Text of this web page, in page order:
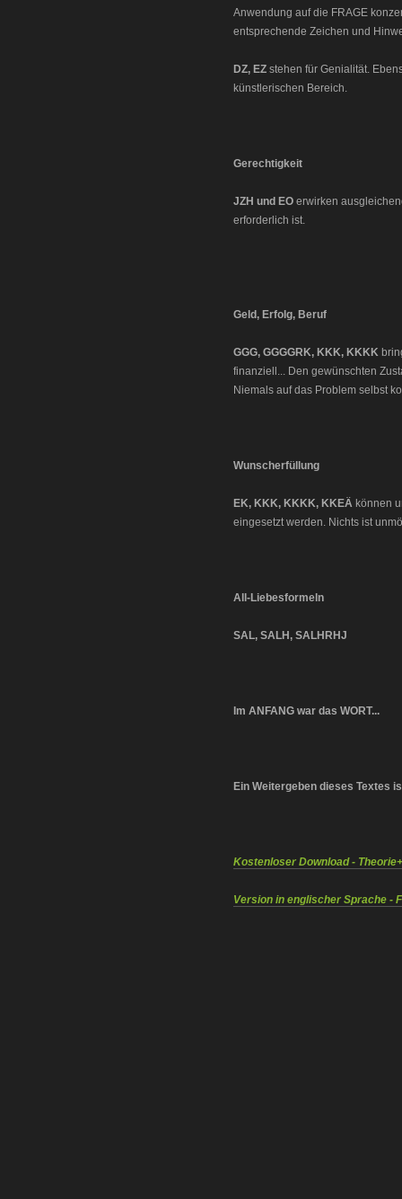
Anwendung auf die FRAGE
entsprechende Zeichen und
DZ, EZ stehen für Genialität.
künstlerischen Bereich.
Gerechtigkeit
JZH und EO erwirken
erforderlich ist.
Geld, Erfolg, Beruf
GGG, GGGGRK, KKK, KKKK
finanziell... Den gewünschten
Niemals auf das Problem selbst
Wunscherfüllung
EK, KKK, KKKK, KKEÄ können
eingesetzt werden. Nichts ist
All-Liebesformeln
SAL, SALH, SALHRHJ
Im ANFANG war das WORT...
Ein Weitergeben dieses Textes
Kostenloser Download -
Version in englischer Sprache -